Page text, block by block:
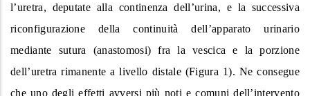
l’uretra, deputate alla continenza dell’urina, e la successiva
riconfigurazione della continuità dell’apparato urinario
mediante sutura (anastomosi) fra la vescica e la porzione
dell’uretra rimanente a livello distale (Figura 1). Ne consegue
che uno degli effetti avversi più noti e comuni dell’intervento